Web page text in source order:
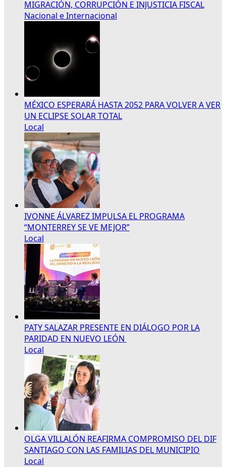
MIGRACIÓN, CORRUPCIÓN E INJUSTICIA FISCAL
Nacional e Internacional
MÉXICO ESPERARÁ HASTA 2052 PARA VOLVER A VER
UN ECLIPSE SOLAR TOTAL
Local
IVONNE ÁLVAREZ IMPULSA EL PROGRAMA
“MONTERREY SE VE MEJOR”
Local
PATY SALAZAR PRESENTE EN DIÁLOGO POR LA
PARIDAD EN NUEVO LEÓN
Local
OLGA VILLALÓN REAFIRMA COMPROMISO DEL DIF
SANTIAGO CON LAS FAMILIAS DEL MUNICIPIO
Local